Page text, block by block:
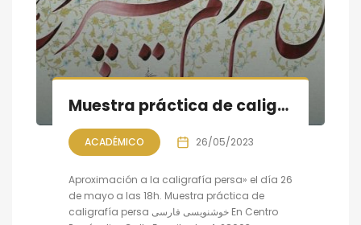
Muestra práctica de caligrafía persa, sesión VI
ACADÉMICO 26/05/2023
Aproximación a la caligrafía persa» el día 26
de mayo a las 18h. Muestra práctica de
caligrafía persa خوشنویسی فارسی En Centro